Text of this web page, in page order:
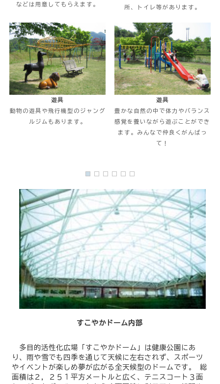
などは用意してもらえます。
所、トイレ等があります。
遊具
動物の遊具や飛行機型のジャング
ルジムもあります。
遊具
豊かな自然の中で体力やバランス
感覚を養いながら遊ぶことができ
ます。みんなで仲良くがんばっ
て！
すこやかドーム内部
多目的活性化広場「すこやかドーム」は健康公園にあ
り、雨や雪でも四季を通じて天候に左右されず、スポーツ
やイベントが楽しめ夢が広がる全天候型のドームです。 総
面積は２，２５１平方メートルと広く、テニスコート３面